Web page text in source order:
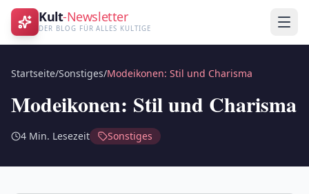
Kult-Newsletter
DER BLOG FÜR ALLES KULTIGE
Startseite/Sonstiges/Modeikonen: Stil und Charisma
Modeikonen: Stil und Charisma
4 Min. Lesezeit Sonstiges